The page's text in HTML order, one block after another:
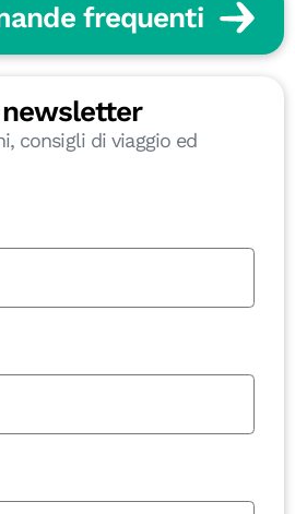
frequenti
consigli di viaggio ed